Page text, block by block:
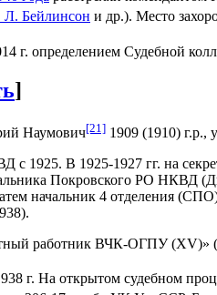
Бейлинсон и др.). Место
г. определением Судебной
]
Наумович[21] 1909 (1910) г.р.,
1925. В 1925-1927 гг. на
Покровского РО НКВД
начальник 4 отделения
работник ВЧК-ОГПУ (XV)»
г. На открытом судебном